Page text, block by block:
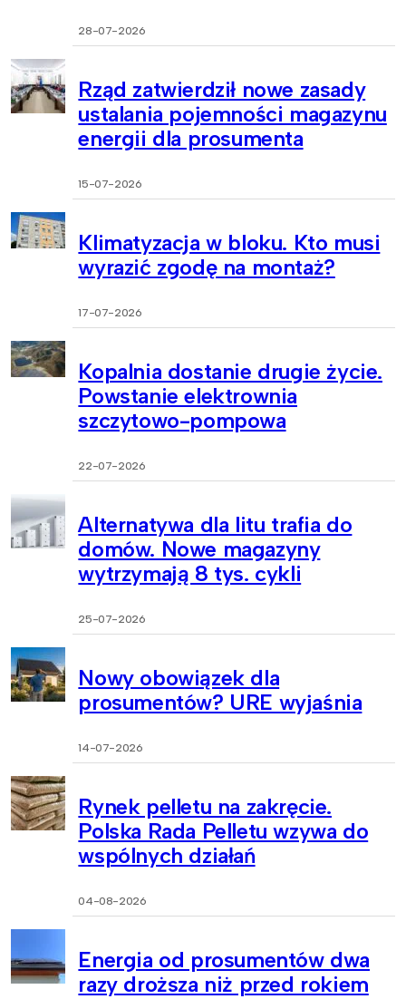
28-07-2026
Rząd zatwierdził nowe zasady
ustalania pojemności magazynu
energii dla prosumenta
15-07-2026
Klimatyzacja w bloku. Kto musi
wyrazić zgodę na montaż?
17-07-2026
Kopalnia dostanie drugie życie.
Powstanie elektrownia
szczytowo-pompowa
22-07-2026
Alternatywa dla litu trafia do
domów. Nowe magazyny
wytrzymają 8 tys. cykli
25-07-2026
Nowy obowiązek dla
prosumentów? URE wyjaśnia
14-07-2026
Rynek pelletu na zakręcie.
Polska Rada Pelletu wzywa do
wspólnych działań
04-08-2026
Energia od prosumentów dwa
razy droższa niż przed rokiem